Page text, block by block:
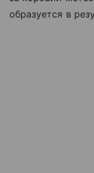
образуется в